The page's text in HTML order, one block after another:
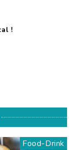
!
Food-Drink